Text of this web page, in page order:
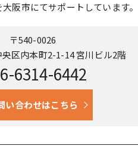
阪市にてサポートしています。
〒540-0026
区内本町2-1-14 宮川ビル2階
6314-6442
い合わせはこちら